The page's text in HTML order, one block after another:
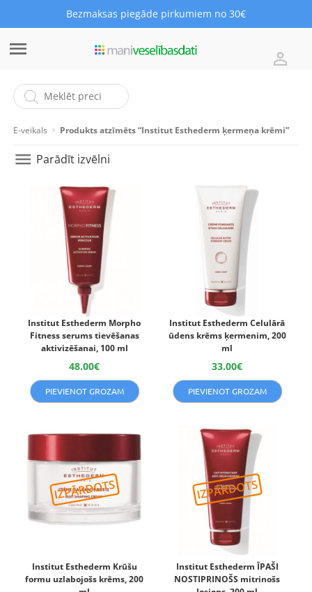
Bezmaksas piegāde pirkumiem no 30€
E-veikals Produkts atzīmēts “Institut Esthederm ķermeņa krēmi”
Parādīt izvēlni
Institut Esthederm Morpho
Fitness serums tievēšanas
aktivizēšanai, 100 ml
48.00€
PIEVIENOT GROZAM
Institut Esthederm Celulārā
ūdens krēms ķermenim, 200
ml
33.00€
PIEVIENOT GROZAM
Institut Esthederm Krūšu
formu uzlabojošs krēms, 200
Institut Esthederm ĪPAŠI
NOSTIPRINOŠS mitrinošs